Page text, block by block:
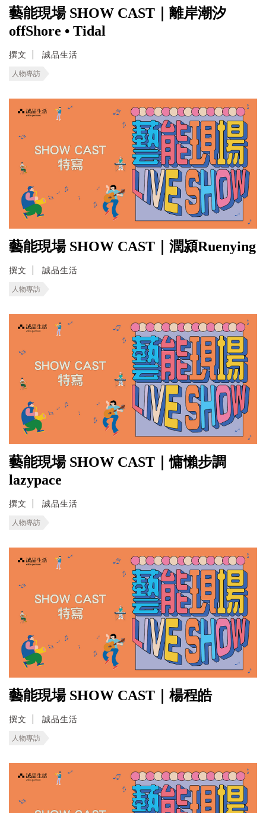
藝能現場 SHOW CAST｜離岸潮汐
offShore • Tidal
撰文 誠品生活
人物專訪
藝能現場 SHOW CAST｜潤潁Ruenying
撰文 誠品生活
人物專訪
藝能現場 SHOW CAST｜慵懶步調
lazypace
撰文 誠品生活
人物專訪
藝能現場 SHOW CAST｜楊程皓
撰文 誠品生活
人物專訪